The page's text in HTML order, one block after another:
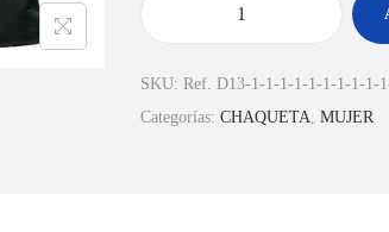
SKU: Ref. D13-1-1-1-1-1-1-1-1-1-
Categorías: CHAQUETA MUJER